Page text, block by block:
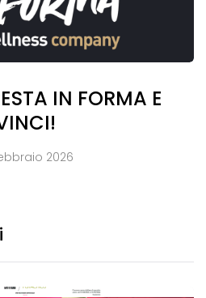
IN FORMA E
2026